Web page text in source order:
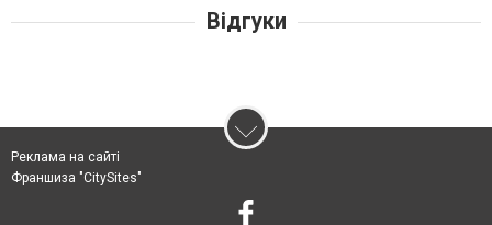
Відгуки
Реклама на сайті
Франшиза "CitySites"